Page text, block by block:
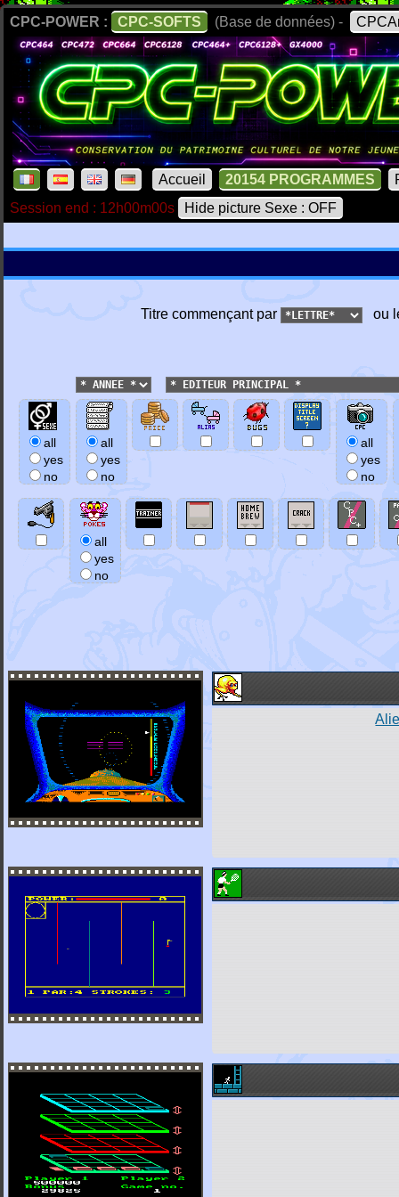
CPC-POWER : CPC-SOFTS (Base de données) -
Accueil 20154 PROGRAMMES
Session end : 12h00m00s
Hide picture Sexe : OFF
Titre commençant par ou
all
yes
no
all
yes
no
all
yes
no
all
yes
no